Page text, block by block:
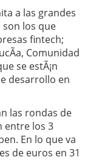
a las grandes
son los que
fintech;
Comunidad
se estÃ¡n
desarrollo en
las rondas de
entre los 3
En lo que va
de euros en 31